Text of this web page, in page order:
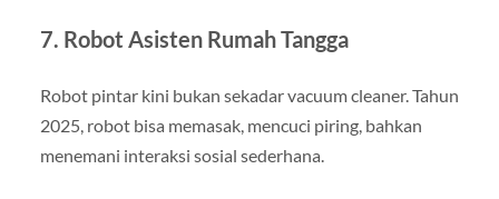
7. Robot Asisten Rumah Tangga
Robot pintar kini bukan sekadar vacuum cleaner. Tahun
2025, robot bisa memasak, mencuci piring, bahkan
menemani interaksi sosial sederhana.